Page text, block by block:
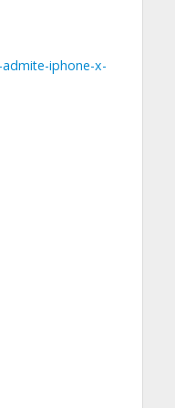
iphone-x-